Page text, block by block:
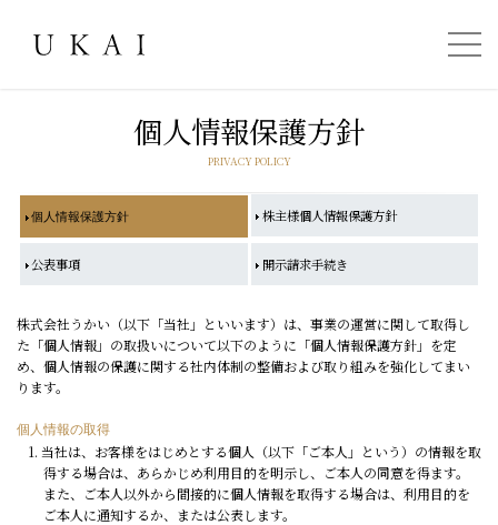
個人情報保護方針
PRIVACY POLICY
個人情報保護方針 株主様個人情報保護方針
公表事項 開示請求手続き
株式会社うかい（以下「当社」といいます）は、事業の運営に関して取得し
た「個人情報」の取扱いについて以下のように「個人情報保護方針」を定
め、個人情報の保護に関する社内体制の整備および取り組みを強化してまい
ります。
個人情報の取得
1. 当社は、お客様をはじめとする個人（以下「ご本人」という）の情報を取
得する場合は、あらかじめ利用目的を明示し、ご本人の同意を得ます。
また、ご本人以外から間接的に個人情報を取得する場合は、利用目的を
ご本人に通知するか、または公表します。